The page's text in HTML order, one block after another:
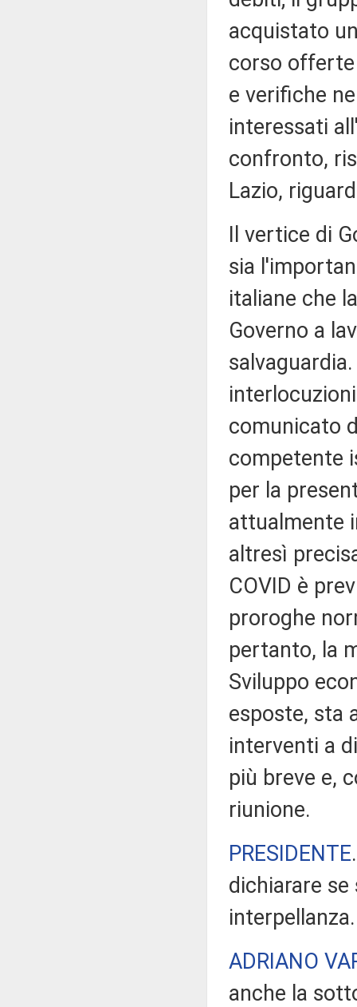
acquistato
corso
e verifiche
interessati
confronto,
Lazio,
Il vertice di
sia
italiane che
Governo a
comunicato
competente
per la
attualmente
altresì
COVID è
proroghe
pertanto, la
Sviluppo
esposte, sta
interventi a
più breve e,
riunione.
PRESIDENTE
dichiarare
interpellanza.
ADRIANO
anche la